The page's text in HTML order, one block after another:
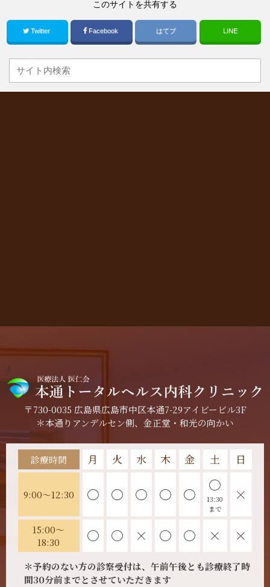
このサイトを共有する
Twitter Facebook はてブ LINE
4
〒730-0035 広島県広島市中区本通7-29アイビービル3F
＊本通りアンデルセン側、金正堂・和光の向かい
診療時間 月 火 水 木 金 土 日
9:00～12:30 〇 〇 〇 〇 〇
〇
13:30
まで
×
15:00～
18:30
〇 〇 × 〇 〇 × ×
＊予約のない方の診察受付は、午前午後とも診療終了時
間30分前までとさせていただきます